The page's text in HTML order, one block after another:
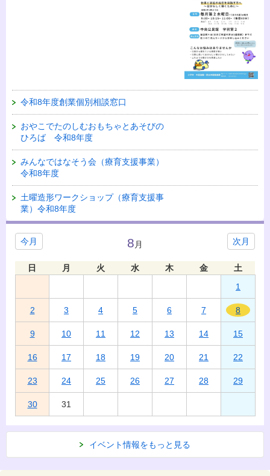
令和8年度創業個別相談窓口
おやこでたのしむおもちゃとあそびの
ひろば 令和8年度
みんなではなそう会（療育支援事業）
令和8年度
土曜造形ワークショップ（療育支援事
業）令和8年度
今月 次月
8 月
日 月 火 水 木 金
土
1
2 3 4 5 6 7 8
9 10 11 12 13 14 15
16 17 18 19 20 21 22
23 24 25 26 27 28 29
30 31
イベント情報をもっと見る